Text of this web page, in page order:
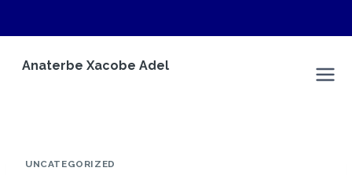
Anaterbe Xacobe Adel
UNCATEGORIZED